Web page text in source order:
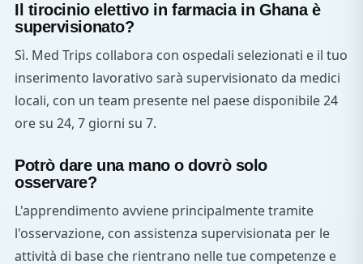
Il tirocinio elettivo in farmacia in Ghana è
supervisionato?
Sì. Med Trips collabora con ospedali selezionati e il tuo
inserimento lavorativo sarà supervisionato da medici
locali, con un team presente nel paese disponibile 24
ore su 24, 7 giorni su 7.
Potrò dare una mano o dovrò solo
osservare?
L'apprendimento avviene principalmente tramite
l'osservazione, con assistenza supervisionata per le
attività di base che rientrano nelle tue competenze e